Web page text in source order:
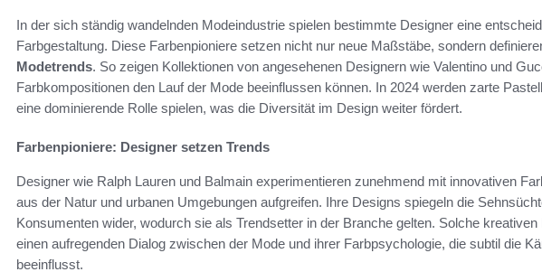
In der sich ständig wandelnden Modeindustrie spielen bestimmte Designer eine
Farbgestaltung. Diese Farbenpioniere setzen nicht nur neue Maßstäbe, sondern
Modetrends. So zeigen Kollektionen von angesehenen Designern wie Valentino und
Farbkompositionen den Lauf der Mode beeinflussen können. In 2024 werden zarte
eine dominierende Rolle spielen, was die Diversität im Design weiter fördert.
Farbenpioniere: Designer setzen Trends
Designer wie Ralph Lauren und Balmain experimentieren zunehmend mit innovativen
aus der Natur und urbanen Umgebungen aufgreifen. Ihre Designs spiegeln die
Konsumenten wider, wodurch sie als Trendsetter in der Branche gelten. Solche
einen aufregenden Dialog zwischen der Mode und ihrer Farbpsychologie, die subtil die
beeinflusst.